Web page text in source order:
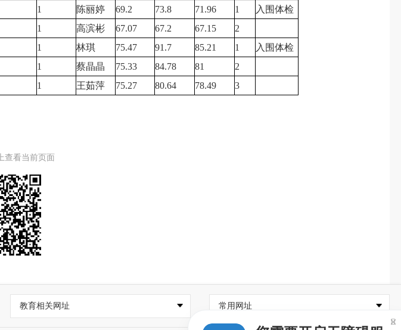
1 陈丽婷 69.2 73.8 71.96 1
入围体检
1 高滨彬 67.07 67.2 67.15
2
1 林琪 75.47 91.7 85.21 1
入围体检
1 蔡晶晶 75.33 84.78 81
2
1 王茹萍 75.27 80.64 78.49 3
查看当前页面
教育相关网址 常用网址
